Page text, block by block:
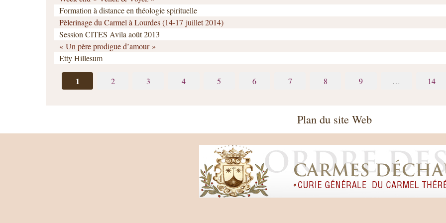
Formation à distance en théologie spirituelle
Pèlerinage du Carmel à Lourdes (14-17 juillet 2014)
Session CITES Avila août 2013
« Un père prodigue d’amour »
Etty Hillesum
1 2 3 4 5 6 7 8 9 … 14
Plan du site Web